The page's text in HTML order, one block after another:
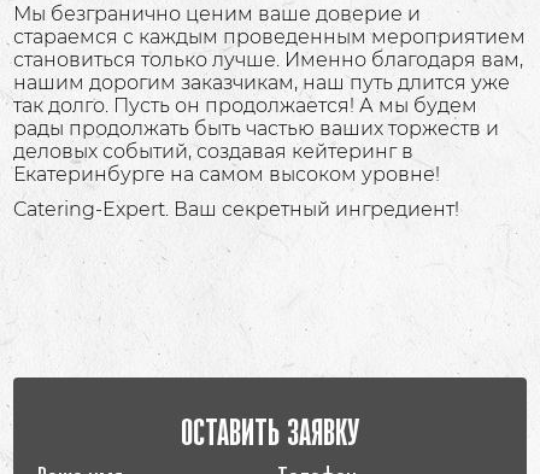
Мы безгранично ценим ваше доверие и
стараемся с каждым проведенным мероприятием
становиться только лучше. Именно благодаря вам,
нашим дорогим заказчикам, наш путь длится уже
так долго. Пусть он продолжается! А мы будем
рады продолжать быть частью ваших торжеств и
деловых событий, создавая кейтеринг в
Екатеринбурге на самом высоком уровне!
Catering-Expert. Ваш секретный ингредиент!
ОСТАВИТЬ ЗАЯВКУ